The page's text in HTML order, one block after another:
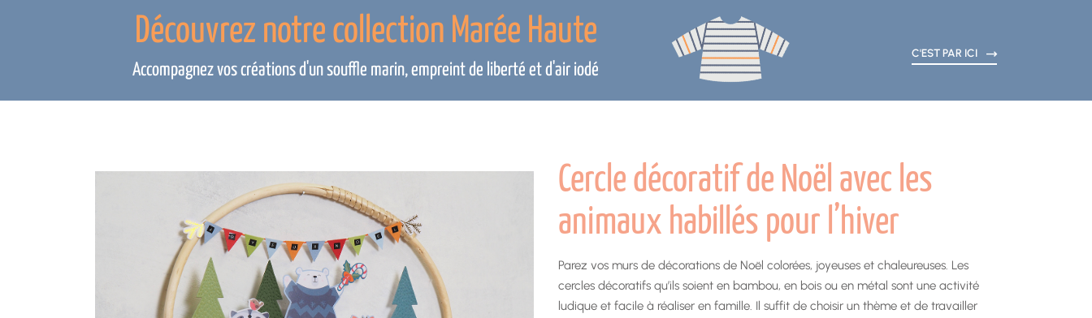
Découvrez notre collection Marée Haute
Accompagnez vos créations d'un souffle marin, empreint de liberté et d'air iodé
C'EST PAR ICI
Cercle décoratif de Noël avec les
animaux habillés pour l’hiver
Parez vos murs de décorations de Noël colorées, joyeuses et chaleureuses. Les
cercles décoratifs qu’ils soient en bambou, en bois ou en métal sont une activité
ludique et facile à réaliser en famille. Il suffit de choisir un thème et de travailler